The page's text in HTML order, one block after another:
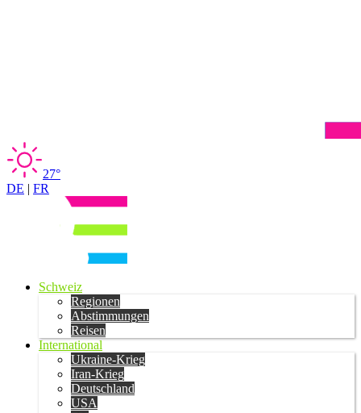
27°
DE | FR
Schweiz
Regionen
Abstimmungen
Reisen
International
Ukraine-Krieg
Iran-Krieg
Deutschland
USA